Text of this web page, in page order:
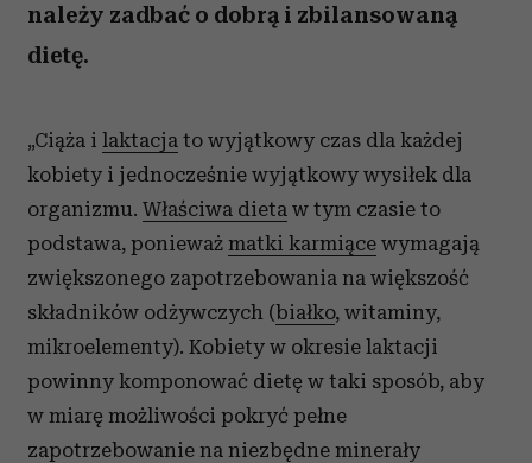
należy zadbać o dobrą i zbilansowaną
dietę.
„Ciąża i laktacja to wyjątkowy czas dla każdej
kobiety i jednocześnie wyjątkowy wysiłek dla
organizmu. Właściwa dieta w tym czasie to
podstawa, ponieważ matki karmiące wymagają
zwiększonego zapotrzebowania na większość
składników odżywczych (białko, witaminy,
mikroelementy). Kobiety w okresie laktacji
powinny komponować dietę w taki sposób, aby
w miarę możliwości pokryć pełne
zapotrzebowanie na niezbędne minerały